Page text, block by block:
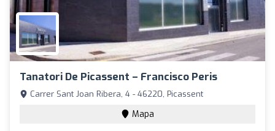
Tanatori De Picassent – Francisco Peris
Carrer Sant Joan Ribera, 4 - 46220, Picassent
Mapa